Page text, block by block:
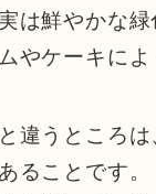
は鮮やかな緑
やケーキによ
違うところ
ることです。